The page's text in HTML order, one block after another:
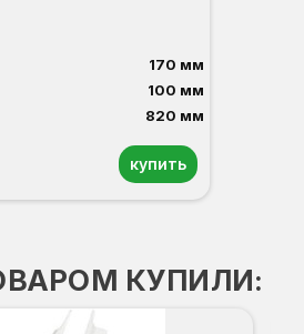
170 мм
100 мм
820 мм
купить
КУПИЛИ: